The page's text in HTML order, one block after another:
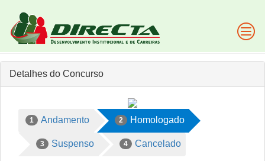
Detalhes do Concurso
1 Andamento 2 Homologado
3 Suspenso 4 Cancelado